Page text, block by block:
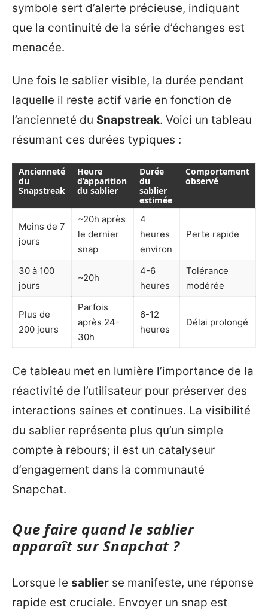
symbole sert d’alerte précieuse, indiquant
que la continuité de la série d’échanges est
menacée.
Une fois le sablier visible, la durée pendant
laquelle il reste actif varie en fonction de
l’ancienneté du Snapstreak. Voici un tableau
résumant ces durées typiques :
Ancienneté
du
Snapstreak
Heure
d’apparition
du sablier
Durée
du
sablier
estimée
Comportement
observé
Moins de 7
jours
~20h après
le dernier
snap
4
heures
environ
Perte rapide
30 à 100
jours
~20h
4-6
heures
Tolérance
modérée
Plus de
200 jours
Parfois
après 24-
30h
6-12
heures
Délai prolongé
Ce tableau met en lumière l’importance de la
réactivité de l’utilisateur pour préserver des
interactions saines et continues. La visibilité
du sablier représente plus qu’un simple
compte à rebours; il est un catalyseur
d’engagement dans la communauté
Snapchat.
Que faire quand le sablier
apparaît sur Snapchat ?
Lorsque le sablier se manifeste, une réponse
rapide est cruciale. Envoyer un snap est